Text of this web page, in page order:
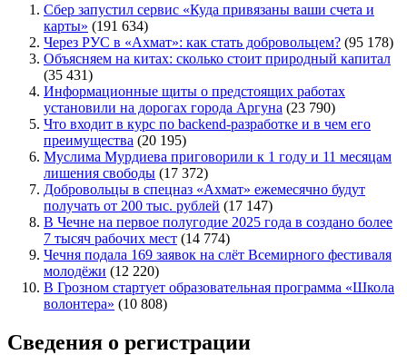
Сбер запустил сервис «Куда привязаны ваши счета и
карты» (191 634)
Через РУС в «Ахмат»: как стать добровольцем? (95 178)
Объясняем на китах: сколько стоит природный капитал
(35 431)
Информационные щиты о предстоящих работах
установили на дорогах города Аргуна (23 790)
Что входит в курс по backend-разработке и в чем его
преимущества (20 195)
Муслима Мурдиева приговорили к 1 году и 11 месяцам
лишения свободы (17 372)
Добровольцы в спецназ «Ахмат» ежемесячно будут
получать от 200 тыс. рублей (17 147)
В Чечне на первое полугодие 2025 года в создано более
7 тысяч рабочих мест (14 774)
Чечня подала 169 заявок на слёт Всемирного фестиваля
молодёжи (12 220)
В Грозном стартует образовательная программа «Школа
волонтера» (10 808)
Сведения о регистрации